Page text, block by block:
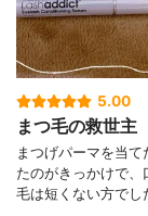
5.00
まつ毛の救世主
まつげパーマを当
たのがきっかけで、
毛は短くない方で